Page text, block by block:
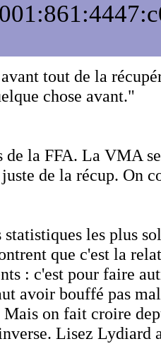
tout de la
chose avant."
de la FFA. La VMA
de la récup. On
les plus
que c'est la
: c'est pour faire
avoir bouffé pas
Mais on fait croire
Lisez Lydiard